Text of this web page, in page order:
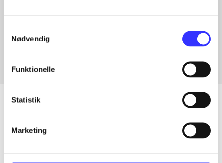
Nødvendig
Funktionelle
Statistik
Marketing
Fra
Artikler